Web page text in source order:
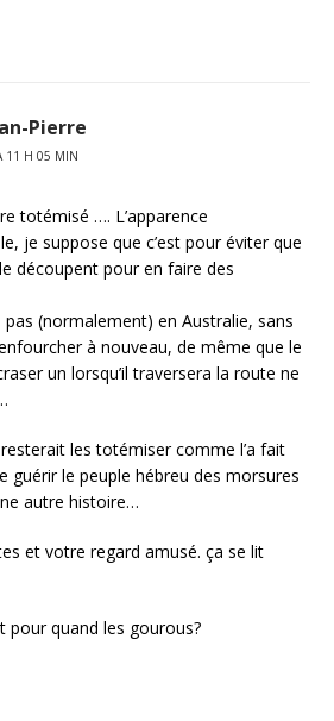
Pierre
11 H 05 MIN
totémisé …. L’apparence
je suppose que c’est pour éviter que
découpent pour en faire des
pas (normalement) en Australie, sans
à nouveau, de même que le
un lorsqu’il traversera la route ne
les totémiser comme l’a fait
guérir le peuple hébreu des morsures
autre histoire…
et votre regard amusé. ça se lit
pour quand les gourous?